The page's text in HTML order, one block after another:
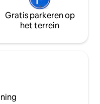
Gratis parkeren op
het terrein